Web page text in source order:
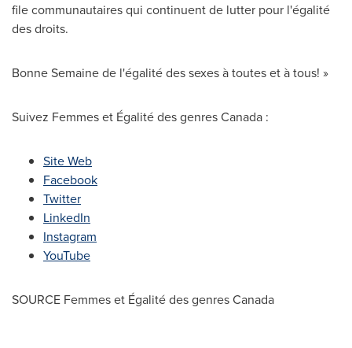
file communautaires qui continuent de lutter pour l'égalité
des droits.
Bonne Semaine de l'égalité des sexes à toutes et à tous! »
Suivez Femmes et Égalité des genres Canada :
Site Web
Facebook
Twitter
LinkedIn
Instagram
YouTube
SOURCE Femmes et Égalité des genresCanada